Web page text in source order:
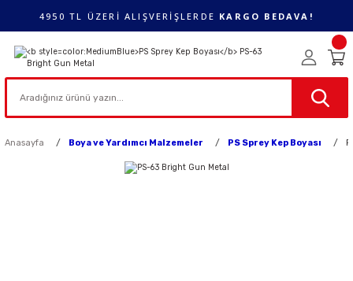
4950 TL ÜZERİ ALIŞVERİŞLERDE KARGO BEDAVA!
Anasayfa Boya ve Yardımcı Malzemeler PS Sprey Kep Boyası